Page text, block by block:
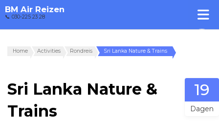
BM Air Reizen
📞 030-225 23 28
Home Activities Rondreis Sri Lanka Nature & Trains
Sri Lanka Nature &
Trains
19
Dagen